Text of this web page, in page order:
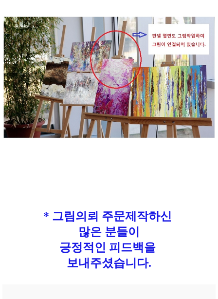
* 그림의뢰 주문제작하신
많은 분들이
긍정적인 피드백을
보내주셨습니다.